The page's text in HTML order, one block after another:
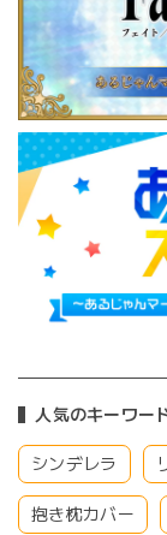
人気のキーワー
シンデレラ
抱き枕カバー